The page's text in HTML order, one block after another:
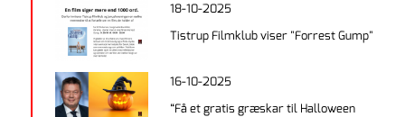
18-10-2025
Tistrup Filmklub viser "Forrest Gump"
16-10-2025
“Få et gratis græskar til Halloween